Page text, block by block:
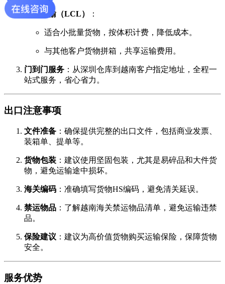
拼箱运输（LCL） ：
适合小批量货物，按体积计费，降低成本。
与其他客户货物拼箱，共享运输费用。
门到门服务 ：从深圳仓库到越南客户指定地址，全程一
站式服务，省心省力。
出口注意事项
文件准备 ：确保提供完整的出口文件，包括商业发票、
装箱单、提单等。
货物包装 ：建议使用坚固包装，尤其是易碎品和大件货
物，避免运输途中损坏。
海关编码 ：准确填写货物HS编码，避免清关延误。
禁运物品 ：了解越南海关禁运物品清单，避免运输违禁
品。
保险建议 ：建议为高价值货物购买运输保险，保障货物
安全。
服务优势